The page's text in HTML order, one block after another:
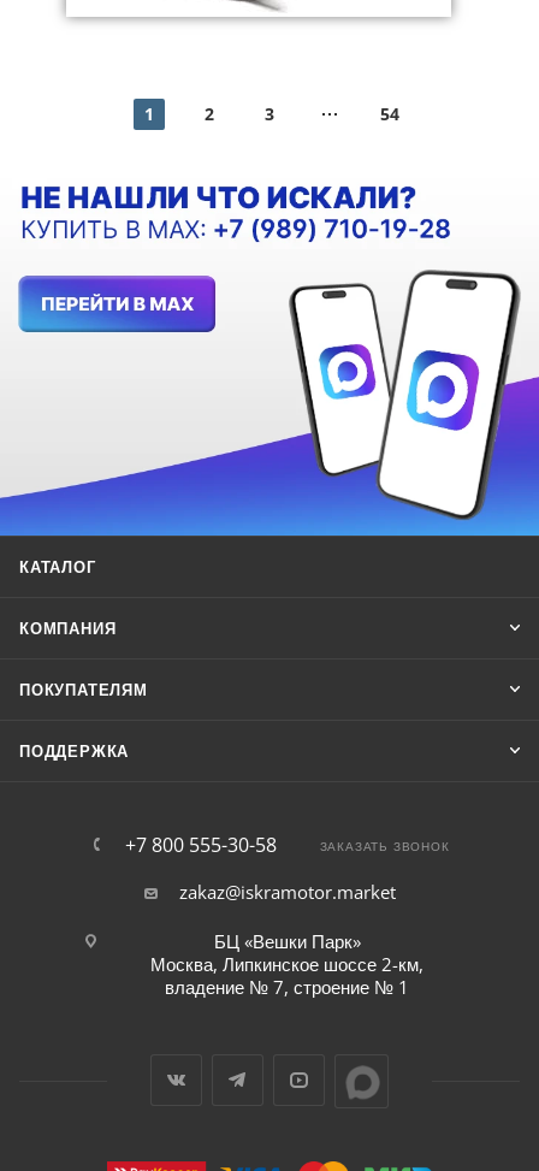
1 2 3 54
КАТАЛОГ
КОМПАНИЯ
ПОКУПАТЕЛЯМ
ПОДДЕРЖКА
+7 800 555-30-58 ЗАКАЗАТЬ ЗВОНОК
zakaz@iskramotor.market
БЦ «Вешки Парк»
Москва, Липкинское шоссе 2-км,
владение № 7, строение № 1